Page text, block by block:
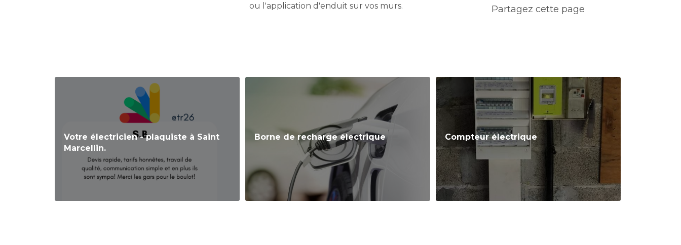
ou l'application d'enduit sur vos murs.
Votre électricien - plaquiste à Saint
Marcellin.
Borne de recharge électrique Compteur électrique